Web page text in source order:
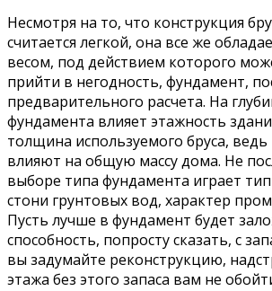
Несмотря на то, что конструкция
считается легкой, она все же
весом, под действием которого
прийти в негодность, фундамент,
предварительного расчета. На
фундамента влияет этажность
толщина используемого бруса,
влияют на общую массу дома. Не
выборе типа фундамента играет
стони грунтовых вод, характер
Пусть лучше в фундамент будет
способность, попросту сказать, с
вы задумайте реконструкцию,
этажа без этого запаса вам не